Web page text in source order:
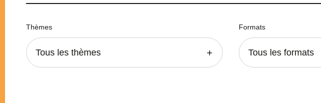
Thèmes
Tous les thèmes
Formats
Tous les formats